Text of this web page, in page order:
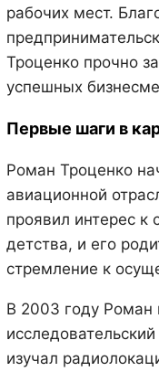
рабочих мест.
Троценко прочно
успешных
Первые шаги в
Роман Троценко
авиационной
проявил интерес к
детства, и его
стремление к
В 2003 году Роман
изучал